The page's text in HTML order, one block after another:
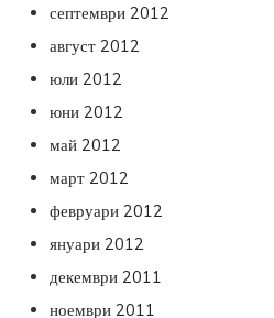
септември 2012
август 2012
юли 2012
юни 2012
май 2012
март 2012
февруари 2012
януари 2012
декември 2011
ноември 2011